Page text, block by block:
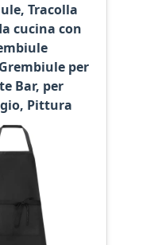
Tracolla
cucina con
per
Bar, per
Pittura